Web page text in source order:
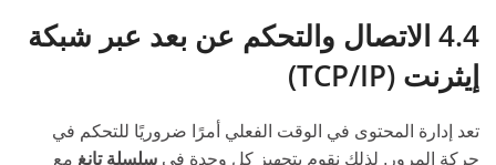
4.4 الاتصال والتحكم عن بعد عبر شبكة
إيثرنت (TCP/IP)
تعد إدارة المحتوى في الوقت الفعلي أمرًا ضروريًا للتحكم في
حركة المرور. لذلك نقوم بتجهيز كل وحدة في سلسلة تانغ مع